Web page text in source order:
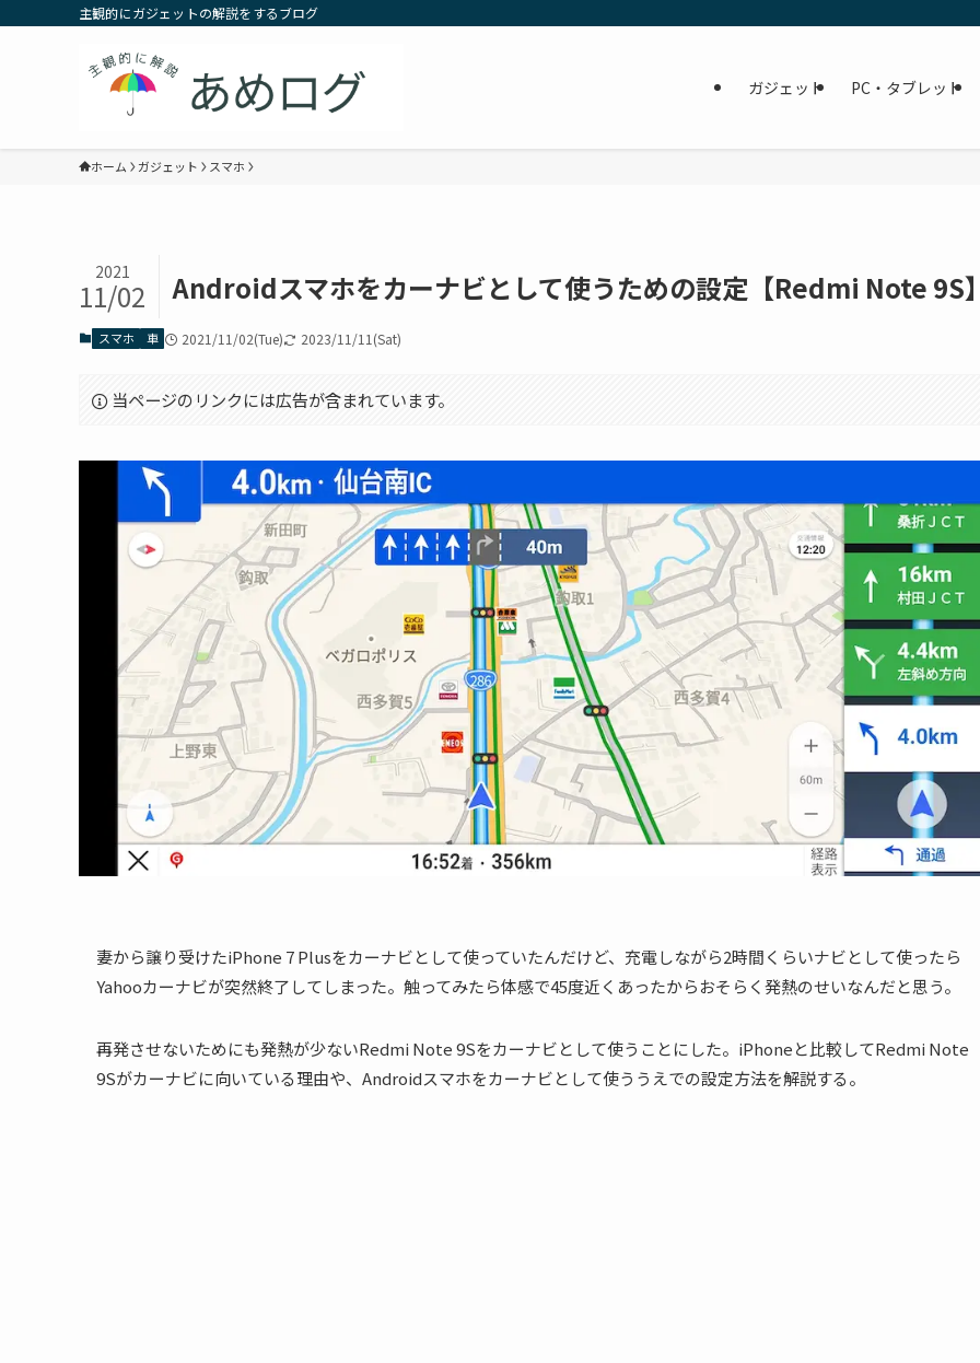
主観的にガジェットの解説をするブログ
ガジェット PC・タブレット
ホーム ガジェット スマホ
Androidスマホをカーナビとして使うための設定【Redmi Note 9S
2021
11/02
スマホ 車 2021/11/02(Tue) 2023/11/11(Sat)
当ページのリンクには広告が含まれています。
妻から譲り受けたiPhone 7 Plusをカーナビとして使っていたんだけど、充電しながら2時間くらいナビとして使ったら
Yahooカーナビが突然終了してしまった。触ってみたら体感で45度近くあったからおそらく発熱のせいなんだと思う。
再発させないためにも発熱が少ないRedmi Note 9Sをカーナビとして使うことにした。iPhoneと比較してRedmi Note
9Sがカーナビに向いている理由や、Androidスマホをカーナビとして使ううえでの設定方法を解説する。